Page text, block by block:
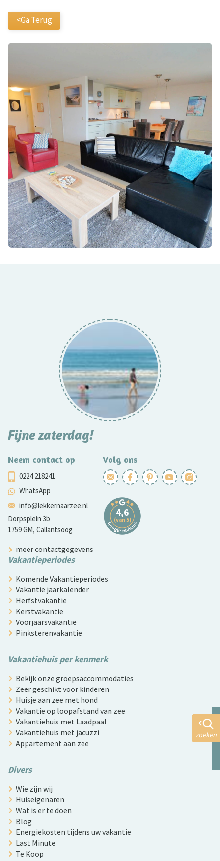
<Ga Terug
Fijne zaterdag!
Neem contact op
0224 218241
WhatsApp
info@lekkernaarzee.nl
Dorpsplein 3b
1759 GM, Callantsoog
Volg ons
meer contactgegevens
Vakantieperiodes
Komende Vakantieperiodes
Vakantie jaarkalender
Herfstvakantie
Kerstvakantie
Voorjaarsvakantie
Pinksterenvakantie
Vakantiehuis per kenmerk
Bekijk onze groepsaccommodaties
Zeer geschikt voor kinderen
Huisje aan zee met hond
Vakantie op loopafstand van zee
Vakantiehuis met Laadpaal
Vakantiehuis met jacuzzi
Appartement aan zee
Divers
Wie zijn wij
Huiseigenaren
Wat is er te doen
Blog
Energiekosten tijdens uw vakantie
Last Minute
Te Koop
zoeken